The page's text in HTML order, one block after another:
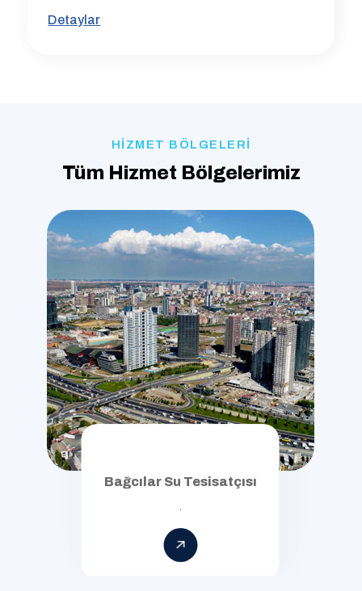
Detaylar
HİZMET BÖLGELERİ
Tüm Hizmet Bölgelerimiz
Bağcılar Su Tesisatçısı